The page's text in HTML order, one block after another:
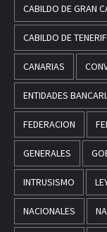
CABILDO DE GRAN
CABILDO DE
CANARIAS
ENTIDADES
FEDERACION
GENERALES
INTRUSISMO
NACIONALES